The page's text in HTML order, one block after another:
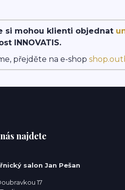
si mohou klienti objednat
INNOVATIS.
přejděte na e-shop
najdete
salon Jan Pešan
17